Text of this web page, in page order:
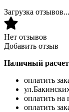
Загрузка отзывов...
Нет отзывов
Добавить отзыв
Наличный
оплатить
оплатить на
оплатить